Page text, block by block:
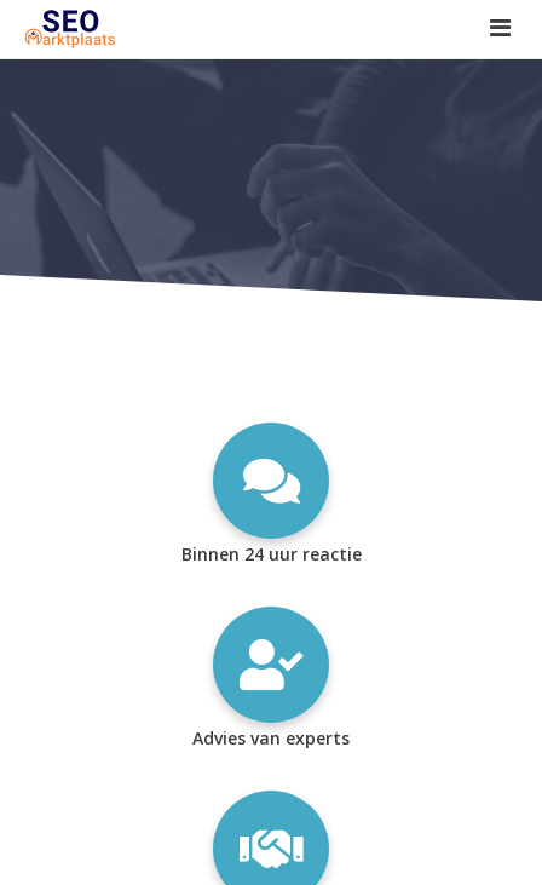
SEO tools reviews
Marketeer bij jou in de buurt?
Offerte
1. Seo voor beginners +
2. Onderzoeken +
Binnen 24 uur reactie
Advies van experts